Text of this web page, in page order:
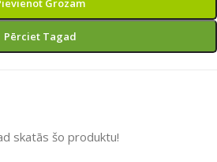
Grozam
Pērciet Tagad
skatās šo produktu!